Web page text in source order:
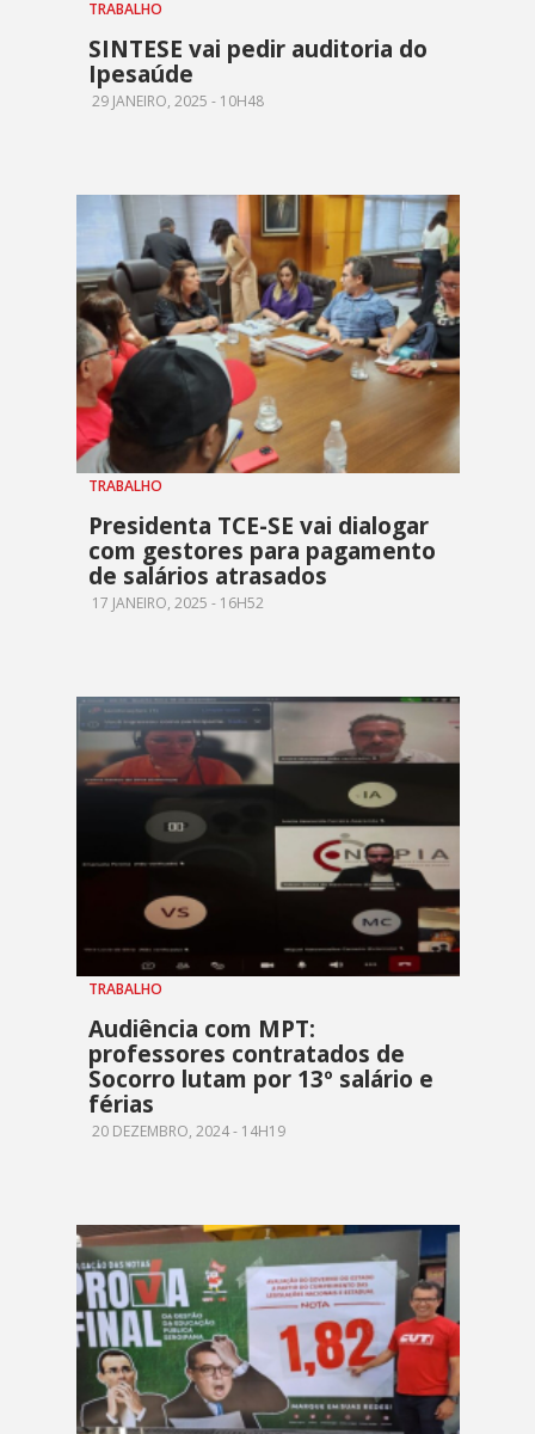
TRABALHO
SINTESE vai pedir auditoria do
Ipesaúde
29 JANEIRO, 2025 - 10H48
TRABALHO
Presidenta TCE-SE vai dialogar
com gestores para pagamento
de salários atrasados
17 JANEIRO, 2025 - 16H52
TRABALHO
Audiência com MPT:
professores contratados de
Socorro lutam por 13º salário e
férias
20 DEZEMBRO, 2024 - 14H19